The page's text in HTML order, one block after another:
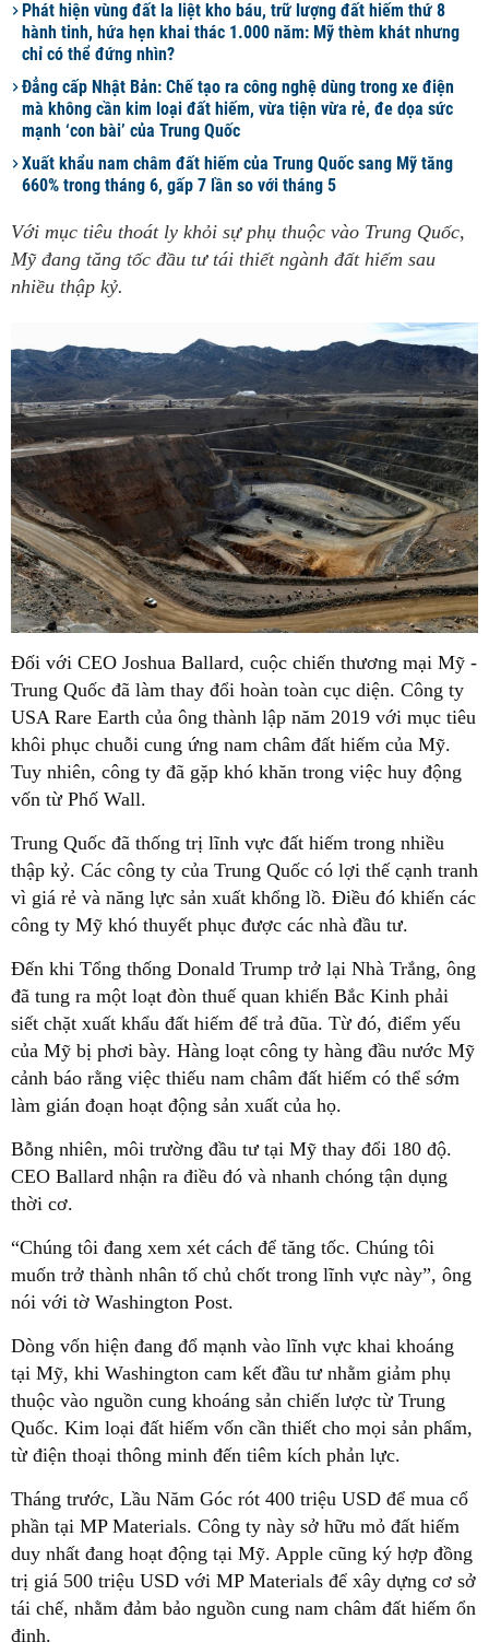
Phát hiện vùng đất la liệt kho báu, trữ lượng đất hiếm thứ 8
hành tinh, hứa hẹn khai thác 1.000 năm: Mỹ thèm khát nhưng
chỉ có thể đứng nhìn?
Đẳng cấp Nhật Bản: Chế tạo ra công nghệ dùng trong xe điện
mà không cần kim loại đất hiếm, vừa tiện vừa rẻ, đe dọa sức
mạnh ‘con bài’ của Trung Quốc
Xuất khẩu nam châm đất hiếm của Trung Quốc sang Mỹ tăng
660% trong tháng 6, gấp 7 lần so với tháng 5
Với mục tiêu thoát ly khỏi sự phụ thuộc vào Trung Quốc,
Mỹ đang tăng tốc đầu tư tái thiết ngành đất hiếm sau
nhiều thập kỷ.
Đối với CEO Joshua Ballard, cuộc chiến thương mại Mỹ -
Trung Quốc đã làm thay đổi hoàn toàn cục diện. Công ty
USA Rare Earth của ông thành lập năm 2019 với mục tiêu
khôi phục chuỗi cung ứng nam châm đất hiếm của Mỹ.
Tuy nhiên, công ty đã gặp khó khăn trong việc huy động
vốn từ Phố Wall.
Trung Quốc đã thống trị lĩnh vực đất hiếm trong nhiều
thập kỷ. Các công ty của Trung Quốc có lợi thế cạnh tranh
vì giá rẻ và năng lực sản xuất khổng lồ. Điều đó khiến các
công ty Mỹ khó thuyết phục được các nhà đầu tư.
Đến khi Tổng thống Donald Trump trở lại Nhà Trắng, ông
đã tung ra một loạt đòn thuế quan khiến Bắc Kinh phải
siết chặt xuất khẩu đất hiếm để trả đũa. Từ đó, điểm yếu
của Mỹ bị phơi bày. Hàng loạt công ty hàng đầu nước Mỹ
cảnh báo rằng việc thiếu nam châm đất hiếm có thể sớm
làm gián đoạn hoạt động sản xuất của họ.
Bỗng nhiên, môi trường đầu tư tại Mỹ thay đổi 180 độ.
CEO Ballard nhận ra điều đó và nhanh chóng tận dụng
thời cơ.
“Chúng tôi đang xem xét cách để tăng tốc. Chúng tôi
muốn trở thành nhân tố chủ chốt trong lĩnh vực này”, ông
nói với tờ Washington Post.
Dòng vốn hiện đang đổ mạnh vào lĩnh vực khai khoáng
tại Mỹ, khi Washington cam kết đầu tư nhằm giảm phụ
thuộc vào nguồn cung khoáng sản chiến lược từ Trung
Quốc. Kim loại đất hiếm vốn cần thiết cho mọi sản phẩm,
từ điện thoại thông minh đến tiêm kích phản lực.
Tháng trước, Lầu Năm Góc rót 400 triệu USD để mua cổ
phần tại MP Materials. Công ty này sở hữu mỏ đất hiếm
duy nhất đang hoạt động tại Mỹ. Apple cũng ký hợp đồng
trị giá 500 triệu USD với MP Materials để xây dựng cơ sở
tái chế, nhằm đảm bảo nguồn cung nam châm đất hiếm ổn
định.